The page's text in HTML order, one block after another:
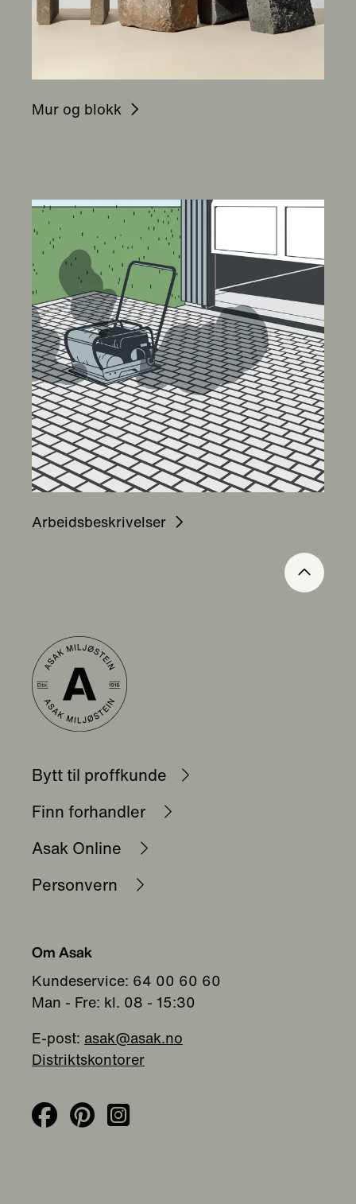
Mur og blokk
Arbeidsbeskrivelser
Bytt til proffkunde
Finn forhandler
Asak Online
Personvern
Om Asak
Kundeservice: 64 00 60 60
Man - Fre: kl. 08 - 15:30
E-post: asak@asak.no
Distriktskontorer